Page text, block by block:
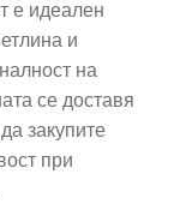
е идеален
и
на
се доставя
закупите
при